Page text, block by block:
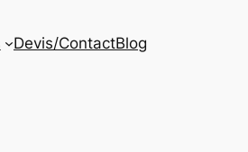
Devis/ContactBlog